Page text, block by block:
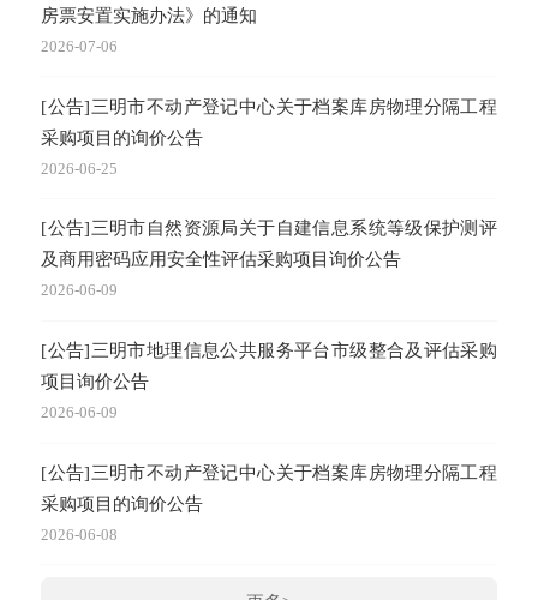
房票安置实施办法》的通知
2026-07-06
[公告]三明市不动产登记中心关于档案库房物理分隔工程
采购项目的询价公告
2026-06-25
[公告]三明市自然资源局关于自建信息系统等级保护测评
及商用密码应用安全性评估采购项目询价公告
2026-06-09
[公告]三明市地理信息公共服务平台市级整合及评估采购
项目询价公告
2026-06-09
[公告]三明市不动产登记中心关于档案库房物理分隔工程
采购项目的询价公告
2026-06-08